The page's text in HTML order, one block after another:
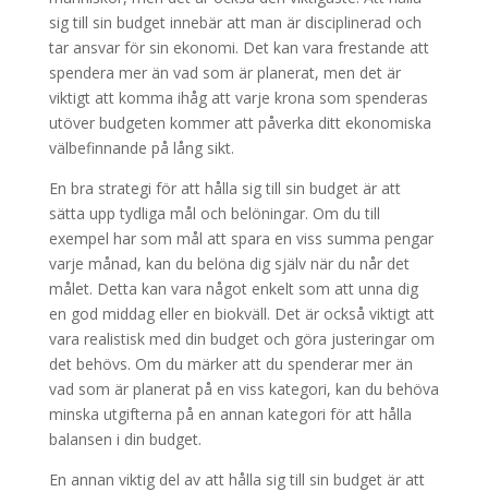
sig till sin budget innebär att man är disciplinerad och
tar ansvar för sin ekonomi. Det kan vara frestande att
spendera mer än vad som är planerat, men det är
viktigt att komma ihåg att varje krona som spenderas
utöver budgeten kommer att påverka ditt ekonomiska
välbefinnande på lång sikt.
En bra strategi för att hålla sig till sin budget är att
sätta upp tydliga mål och belöningar. Om du till
exempel har som mål att spara en viss summa pengar
varje månad, kan du belöna dig själv när du når det
målet. Detta kan vara något enkelt som att unna dig
en god middag eller en biokväll. Det är också viktigt att
vara realistisk med din budget och göra justeringar om
det behövs. Om du märker att du spenderar mer än
vad som är planerat på en viss kategori, kan du behöva
minska utgifterna på en annan kategori för att hålla
balansen i din budget.
En annan viktig del av att hålla sig till sin budget är att